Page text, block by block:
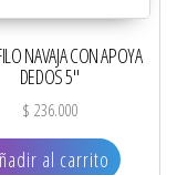
NAVAJA CON APOYA
DEDOS 5″
$ 236.000
al carrito